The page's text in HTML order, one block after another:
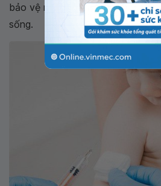
bảo vệ nếu mối đe dọa xuất hiện
sống.